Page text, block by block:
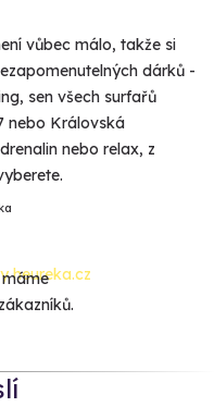
vůbec málo, takže si
dárků -
sen všech surfařů
nebo Královská
nebo relax, z